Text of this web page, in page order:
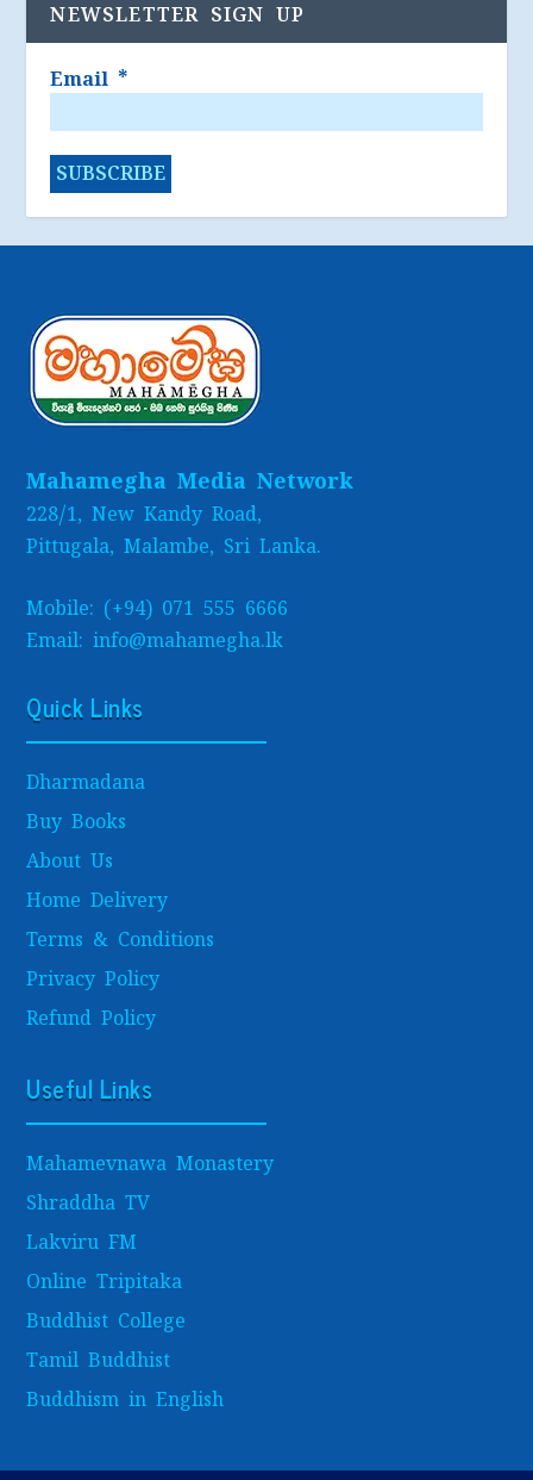
NEWSLETTER SIGN UP
Email *
Mahamegha Media Network
228/1, New Kandy Road,
Pittugala, Malambe, Sri Lanka.
Mobile: (+94) 071 555 6666
Email: info@mahamegha.lk
Quick Links
Dharmadana
Buy Books
About Us
Home Delivery
Terms & Conditions
Privacy Policy
Refund Policy
Useful Links
Mahamevnawa Monastery
Shraddha TV
Lakviru FM
Online Tripitaka
Buddhist College
Tamil Buddhist
Buddhism in English